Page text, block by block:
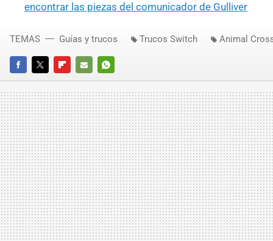
encontrar las piezas del comunicador de Gulliver
FACEBOOKTWITTERFLIPBOARD
E-
MAIL
WHATSAPP
TEMAS Guías y trucos Trucos Switch Animal